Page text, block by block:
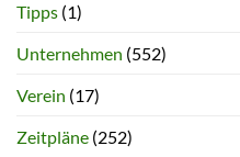
Tipps (1)
Unternehmen (552)
Verein (17)
Zeitpläne (252)